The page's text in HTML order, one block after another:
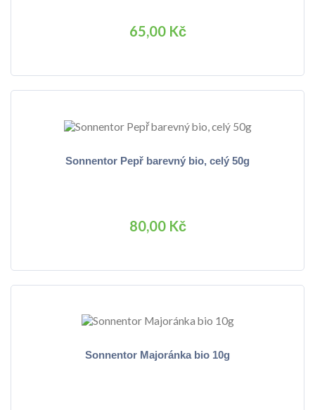
65,00 Kč
Sonnentor Pepř barevný bio, celý 50g
80,00 Kč
Sonnentor Majoránka bio 10g